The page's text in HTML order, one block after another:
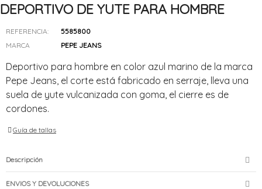
DEPORTIVO DE YUTE PARA HOMBRE
REFERENCIA:
5585800
MARCA
PEPE JEANS
Deportivo para hombre en color azul marino de la marca
Pepe Jeans, el corte está fabricado en serraje, lleva una
suela de yute vulcanizada con goma, el cierre es de
cordones.
Guía de tallas
Descripción
ENVIOS Y DEVOLUCIONES